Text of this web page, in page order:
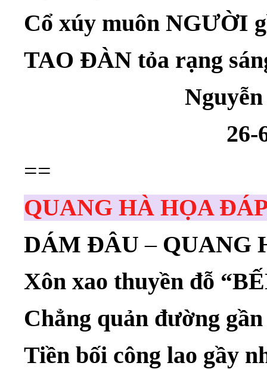
Cổ xúy muôn NGƯỜI
TAO ĐÀN tỏa rạng
Nguyễn
26-6-
==
QUANG HÀ HỌA
DÁM ĐÂU – QUANG
Xôn xao thuyền đỗ
Chẳng quản đường
Tiền bối công lao gầy